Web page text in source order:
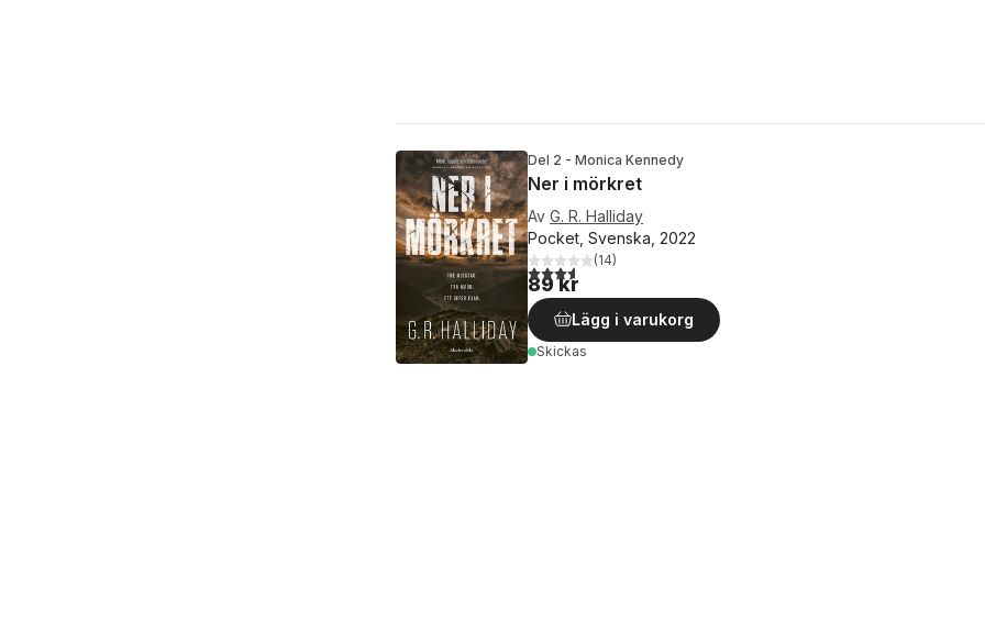
Del 2 - Monica Kennedy
Ner i mörkret
Av G. R. Halliday
Pocket, Svenska, 2022
3,6utav 5 stjärnor. Totalt antal röster:
(14)
89 kr
Lägg i varukorg
Skickas